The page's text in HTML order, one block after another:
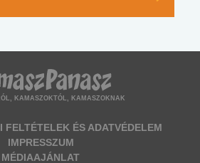
KAMASZOKTÓL, KAMASZOKNAK
FELTÉTELEK ÉS ADATVÉDELEM
IMPRESSZUM
MÉDIAAJÁNLAT